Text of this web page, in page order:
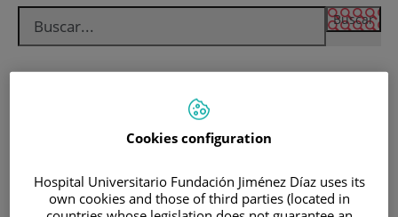
idioma
Pacientes y visitantes
Cookies configuration
Hospital Universitario Fundación Jiménez Díaz uses its
own cookies and those of third parties (located in